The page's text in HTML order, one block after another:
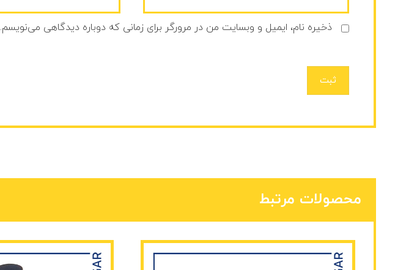
ذخیره نام، ایمیل و وبسایت من در مرورگر برای زمانی که دوباره دیدگاهی می‌نویسم.
ثبت
محصولات مرتبط